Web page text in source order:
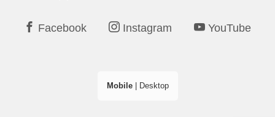
Facebook Instagram YouTube
Mobile| Desktop